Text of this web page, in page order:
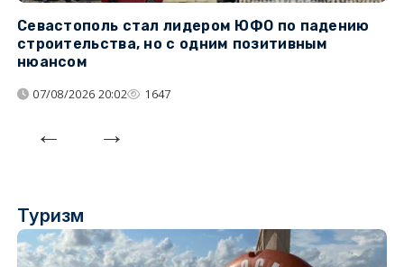
Севастополь стал лидером ЮФО по падению
строительства, но с одним позитивным
нюансом
07/08/2026 20:02 1647
Туризм